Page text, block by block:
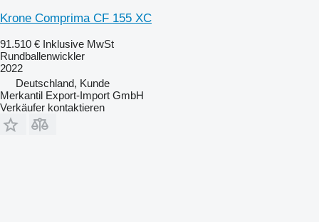
Krone Comprima CF 155 XC
91.510 € Inklusive MwSt
Rundballenwickler
2022
Deutschland, Kunde
Merkantil Export-Import GmbH
Verkäufer kontaktieren